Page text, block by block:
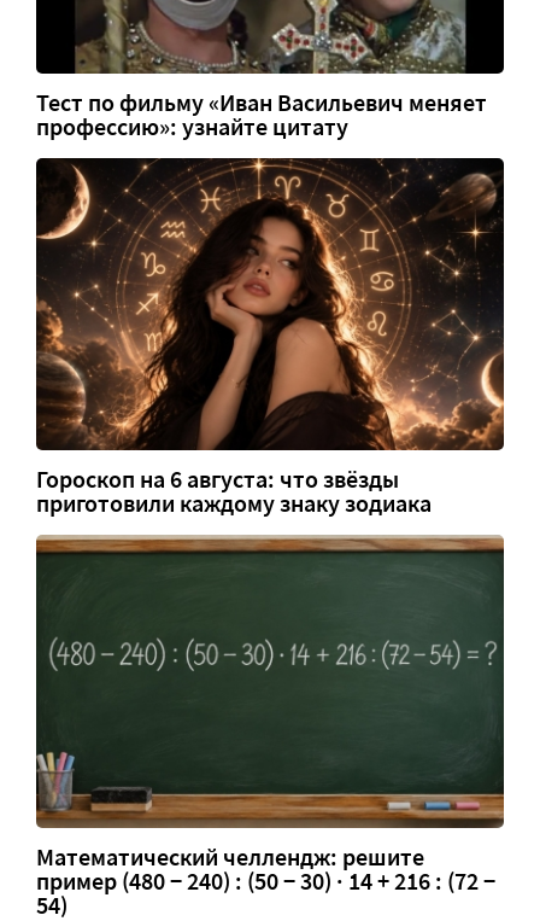
Тест по фильму «Иван Васильевич меняет
профессию»: узнайте цитату
Гороскоп на 6 августа: что звёзды
приготовили каждому знаку зодиака
Математический челлендж: решите
пример (480 − 240) : (50 − 30) · 14 + 216 : (72 −
54)